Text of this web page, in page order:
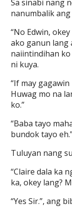
Sa sinabi nang
nanumbalik
“No Edwin,
ako ganun lang
naiintindihan
ni kuya.
“If may gagawin
Huwag mo na
ko.”
“Baba tayo
bundok tayo
Tuluyan nang
“Claire dala ka
ka, okey lang?
“Yes Sir.”, ang